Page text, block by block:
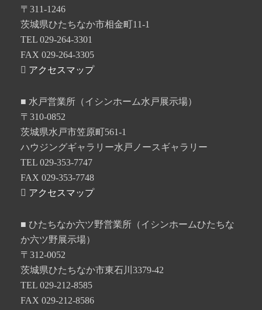
〒311-1246
茨城県ひたちなか市相金町11-1
TEL 029-264-3301
FAX 029-264-3305
アクセスマップ
■ 水戸営業所（イシンホーム水戸展示場）
〒310-0852
茨城県水戸市笠原町561-1
ハウジングギャラリー水戸ノースギャラリー
TEL 029-353-7747
FAX 029-353-7748
アクセスマップ
■ ひたちなか六ツ野営業所（イシンホームひたちな
か六ツ野展示場）
〒312-0052
茨城県ひたちなか市東石川3379-42
TEL 029-212-8585
FAX 029-212-8586